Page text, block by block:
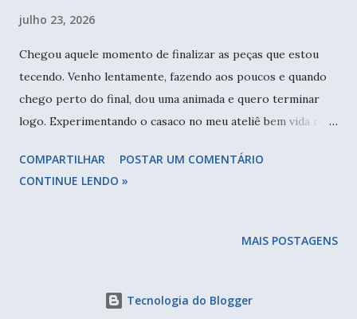
julho 23, 2026
Chegou aquele momento de finalizar as peças que estou
tecendo. Venho lentamente, fazendo aos poucos e quando
chego perto do final, dou uma animada e quero terminar
logo. Experimentando o casaco no meu ateliê bem vida real.
que planejei a peça. Quero colocar botões que ainda não
escolhi. Este casaco eu comecei tem meses, levei alguns
queridas, Mãe e tia. Nestes posts ( parte 1 e parte 2 ) você
COMPARTILHAR
POSTAR UM COMENTÁRIO
CONTINUE LENDO »
MAIS POSTAGENS
Tecnologia do Blogger